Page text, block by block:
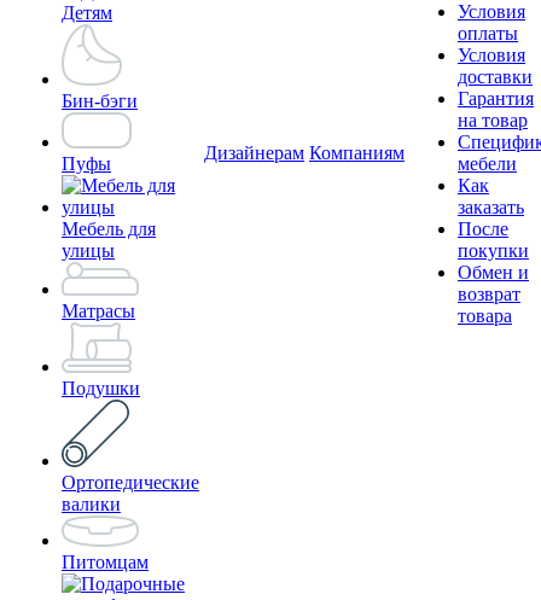
Детям
Бин-бэги
Пуфы
Мебель для
улицы
Матрасы
Подушки
Ортопедические
валики
Питомцам
Дизайнерам Компаниям
Условия
оплаты
Условия
доставки
Гарантия
на товар
мебели
Как
заказать
После
покупки
Обмен и
возврат
товара